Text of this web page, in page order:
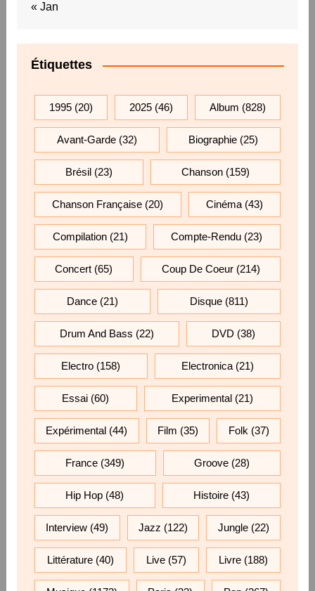
« Jan
Étiquettes
1995(20) 2025 (46) Album (828)
Avant-Garde(32) Biographie (25)
Brésil(23) Chanson (159)
Chanson Française (20) Cinéma(43)
Compilation(21) Compte-Rendu (23)
Concert (65) Coup De Coeur(214)
Dance(21) Disque (811)
Drum And Bass (22) DVD (38)
Electro (158) Electronica(21)
Essai (60) Experimental(21)
Expérimental (44) Film (35) Folk (37)
France (349) Groove(28)
Hip Hop (48) Histoire(43)
Interview (49) Jazz (122) Jungle(22)
Littérature(40) Live (57) Livre (188)